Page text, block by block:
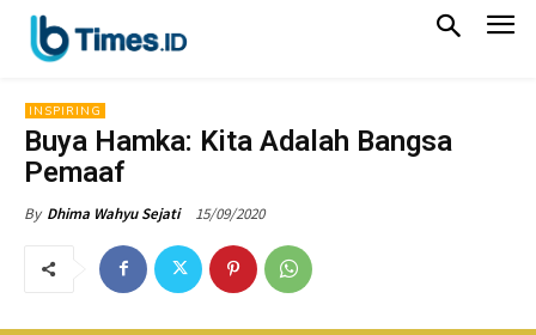
INSPIRING
Buya Hamka: Kita Adalah Bangsa
Pemaaf
By Dhima Wahyu Sejati 15/09/2020